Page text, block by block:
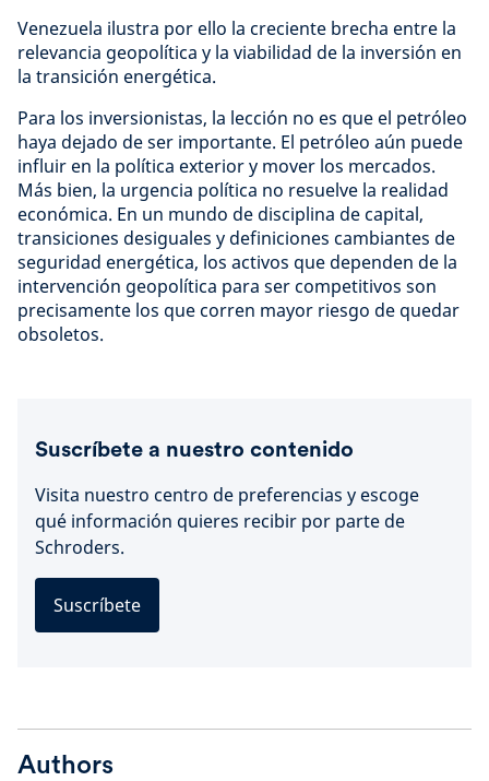
Venezuela ilustra por ello la creciente brecha entre la
relevancia geopolítica y la viabilidad de la inversión en
la transición energética.
Para los inversionistas, la lección no es que el petróleo
haya dejado de ser importante. El petróleo aún puede
influir en la política exterior y mover los mercados.
Más bien, la urgencia política no resuelve la realidad
económica. En un mundo de disciplina de capital,
transiciones desiguales y definiciones cambiantes de
seguridad energética, los activos que dependen de la
intervención geopolítica para ser competitivos son
precisamente los que corren mayor riesgo de quedar
obsoletos.
Suscríbete a nuestro contenido
Visita nuestro centro de preferencias y escoge
qué información quieres recibir por parte de
Schroders.
Suscríbete
Authors